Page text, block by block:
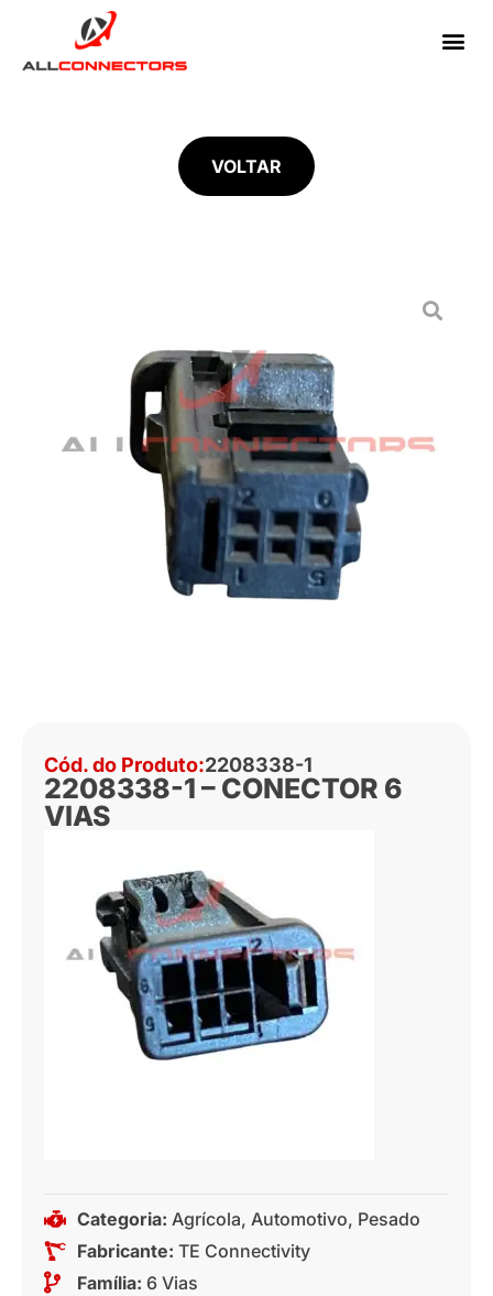
VOLTAR
Cód. do Produto:2208338-1
2208338-1 – CONECTOR 6
VIAS
Categoria: Agrícola, Automotivo, Pesado
Fabricante: TE Connectivity
Família: 6 Vias